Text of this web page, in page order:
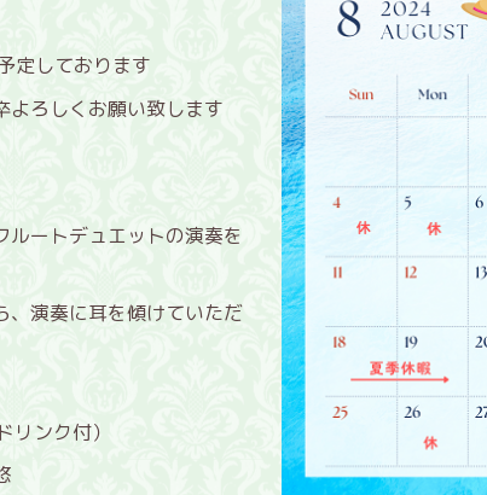
定しております
よろしくお願い致します
ルートデュエットの演奏を
、演奏に耳を傾けていただ
ンク付）